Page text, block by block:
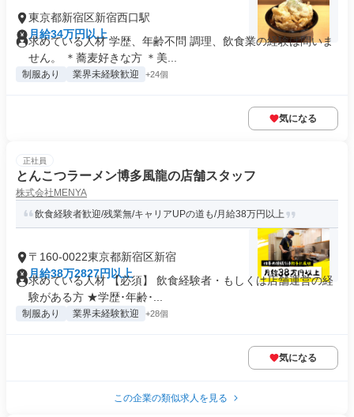
東京都新宿区新宿西口駅
月給34万円以上
求めている人材 学歴、年齢不問 調理、飲食業の経験は問いま
せん。 ＊蕎麦好きな方 ＊美...
制服あり 業界未経験歓迎 +24個
気になる
正社員
とんこつラーメン博多風龍の店舗スタッフ
株式会社MENYA
飲食経験者歓迎/残業無/キャリアUPの道も/月給38万円以上
〒160-0022東京都新宿区新宿
月給38万2827円以上
求めている人材 【必須】 飲食経験者・もしくは店舗運営の経
験がある方 ★学歴･年齢･...
制服あり 業界未経験歓迎 +28個
気になる
この企業の類似求人を見る